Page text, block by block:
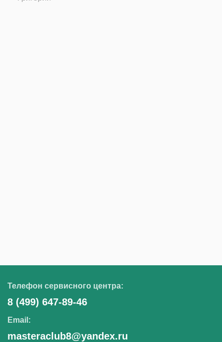
17.12.2025
Телефон сервисного центра:
8 (499) 647-89-46
Email:
masteraclub8@yandex.ru